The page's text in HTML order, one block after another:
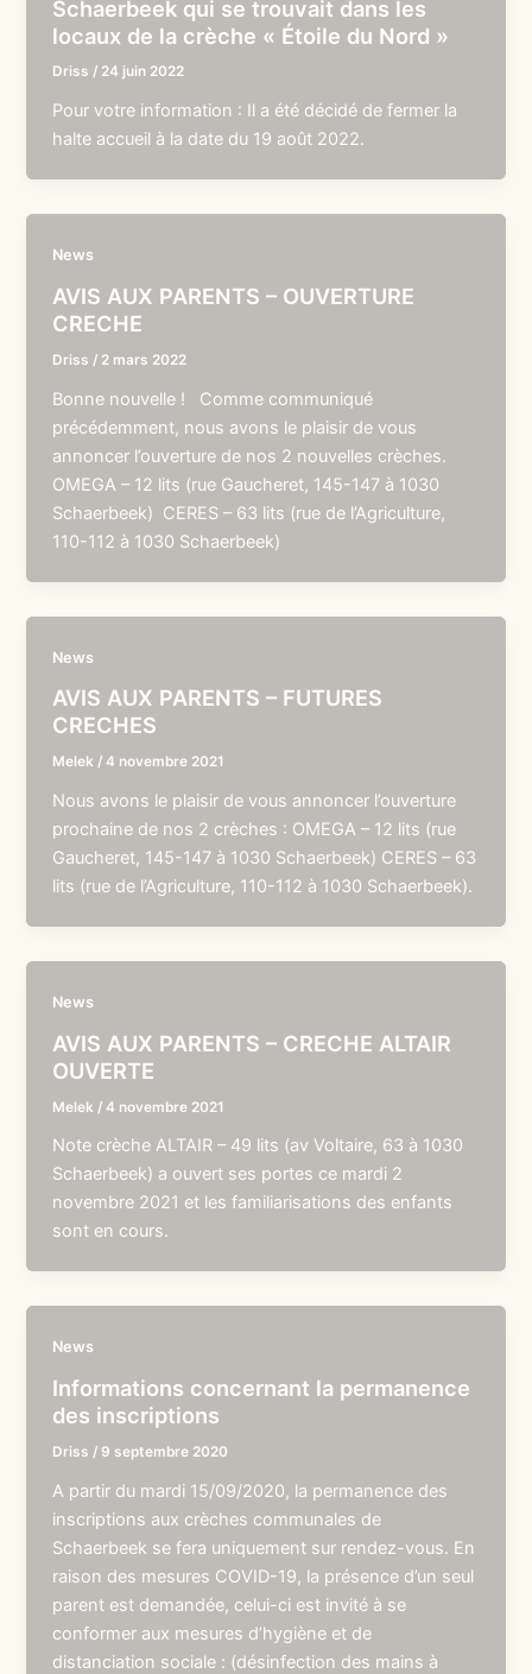
Schaerbeek qui se trouvait dans les
locaux de la crèche « Étoile du Nord »
Driss / 24 juin 2022
Pour votre information : Il a été décidé de fermer la
halte accueil à la date du 19 août 2022.
News
AVIS AUX PARENTS – OUVERTURE
CRECHE
Driss / 2 mars 2022
Bonne nouvelle ! Comme communiqué
précédemment, nous avons le plaisir de vous
annoncer l’ouverture de nos 2 nouvelles crèches.
OMEGA – 12 lits (rue Gaucheret, 145-147 à 1030
Schaerbeek) CERES – 63 lits (rue de l’Agriculture,
110-112 à 1030 Schaerbeek)
News
AVIS AUX PARENTS – FUTURES
CRECHES
Melek /4 novembre 2021
Nous avons le plaisir de vous annoncer l’ouverture
prochaine de nos 2 crèches : OMEGA – 12 lits (rue
Gaucheret, 145-147 à 1030 Schaerbeek) CERES – 63
lits (rue de l’Agriculture, 110-112 à 1030 Schaerbeek).
News
AVIS AUX PARENTS – CRECHE ALTAIR
OUVERTE
Melek /4 novembre 2021
Note crèche ALTAIR – 49 lits (av Voltaire, 63 à 1030
Schaerbeek) a ouvert ses portes ce mardi 2
novembre 2021 et les familiarisations des enfants
sont en cours.
News
Informations concernant la permanence
des inscriptions
Driss / 9 septembre 2020
A partir du mardi 15/09/2020, la permanence des
inscriptions aux crèches communales de
Schaerbeek se fera uniquement sur rendez-vous. En
raison des mesures COVID-19, la présence d’un seul
parent est demandée, celui-ci est invité à se
conformer aux mesures d’hygiène et de
distanciation sociale : (désinfection des mains à